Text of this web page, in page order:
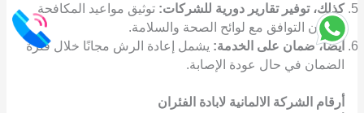
كذلك،توفير تقارير دورية للشركات: توثيق مواعيد المكافحة
لضمان التوافق مع لوائح الصحة والسلامة.
أيضاً، ضمان على الخدمة: يشمل إعادة الرش مجانًا خلال فترة
الضمان في حال عودة الإصابة.
أرقام الشركة الالمانية لابادة الفئران